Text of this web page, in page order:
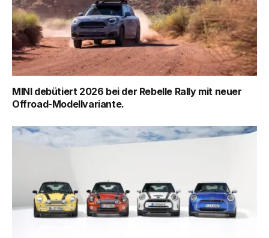
MINI debütiert 2026 bei der Rebelle Rally mit neuer
Offroad-Modellvariante.